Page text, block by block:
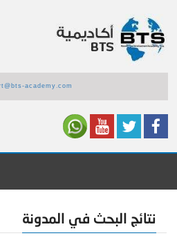
academy.com
نتائج البحث في المدونة